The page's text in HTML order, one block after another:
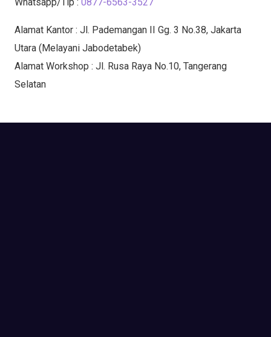
Alamat Kantor : Jl. Pademangan II Gg. 3 No.38, Jakarta
Utara (Melayani Jabodetabek)
Alamat Workshop : Jl. Rusa Raya No.10, Tangerang
Selatan